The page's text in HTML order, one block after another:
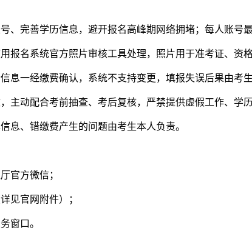
、完善学历信息，避开报名高峰期网络拥堵；每人账号
报名系统官方照片审核工具处理，照片用于准考证、资
息一经缴费确认，系统不支持变更，填报失误后果由考生
主动配合考前抽查、考后复核，严禁提供虚假工作、学历
息、错缴费产生的问题由考生本人负责。
官方微信；
见官网附件）；
窗口。